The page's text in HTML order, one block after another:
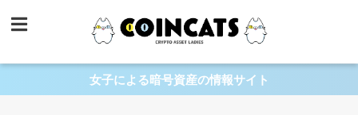
女子による暗号資産の情報サイト